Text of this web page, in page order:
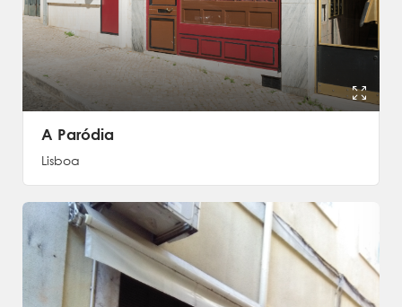
A Paródia
Lisboa